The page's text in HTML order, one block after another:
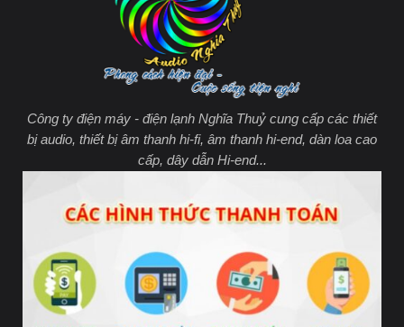
Công ty điện máy - điện lạnh Nghĩa Thuỷ cung cấp các thiết
bị audio, thiết bị âm thanh hi-fi, âm thanh hi-end, dàn loa cao
cấp, dây dẫn Hi-end...